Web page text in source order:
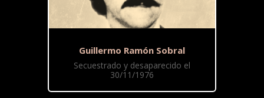
Guillermo Ramón Sobral
Secuestrado y desaparecido el
30/11/1976